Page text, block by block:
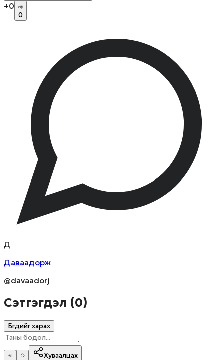
+0
0
Д
Даваадорж
@davaadorj
Сэтгэгдэл (0)
Бүгдийг харах
Хуваалцах